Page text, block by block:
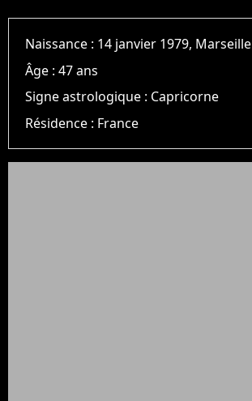
Naissance : 14 janvier 1979, Marseille
Âge :47 ans
Signe astrologique : Capricorne
Résidence : France